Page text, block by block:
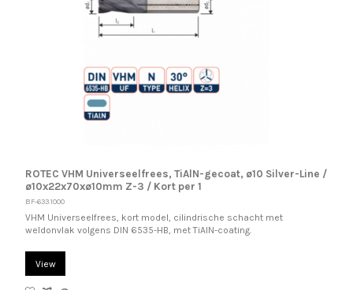
ROTEC VHM Universeelfrees, TiAlN-gecoat, ø10 Silver-Line /
ø10x22x70xø10mm Z-3 / Kort per 1
BF-633.1000
VHM Universeelfrees, kort model, cilindrische schacht met
weldonvlak volgens DIN 6535-HB, met TiAlN-coating.
View